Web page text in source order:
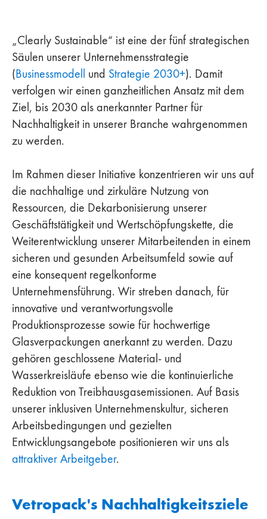
„Clearly Sustainable“ ist eine der fünf strategischen
Säulen unserer Unternehmensstrategie
(Businessmodell und Strategie 2030+). Damit
verfolgen wir einen ganzheitlichen Ansatz mit dem
Ziel, bis 2030 als anerkannter Partner für
Nachhaltigkeit in unserer Branche wahrgenommen
zu werden.
Im Rahmen dieser Initiative konzentrieren wir uns auf
die nachhaltige und zirkuläre Nutzung von
Ressourcen, die Dekarbonisierung unserer
Geschäftstätigkeit und Wertschöpfungskette, die
Weiterentwicklung unserer Mitarbeitenden in einem
sicheren und gesunden Arbeitsumfeld sowie auf
eine konsequent regelkonforme
Unternehmensführung. Wir streben danach, für
innovative und verantwortungsvolle
Produktionsprozesse sowie für hochwertige
Glasverpackungen anerkannt zu werden. Dazu
gehören geschlossene Material- und
Wasserkreisläufe ebenso wie die kontinuierliche
Reduktion von Treibhausgasemissionen. Auf Basis
unserer inklusiven Unternehmenskultur, sicheren
Arbeitsbedingungen und gezielten
Entwicklungsangebote positionieren wir uns als
attraktiver Arbeitgeber.
Vetropack's Nachhaltigkeitsziele